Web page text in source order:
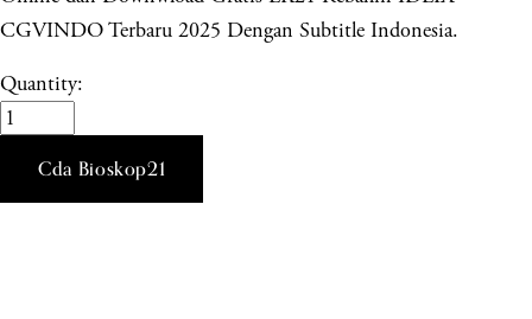
CGVINDO Terbaru 2025 Dengan Subtitle Indonesia.
Quantity:
Cda Bioskop21